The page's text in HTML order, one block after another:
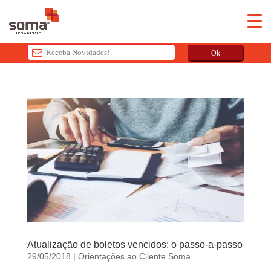
Ok
i
i
e
d
h
u
l
Atualização de boletos vencidos: o passo-a-passo
29/05/2018 | Orientações ao Cliente Soma